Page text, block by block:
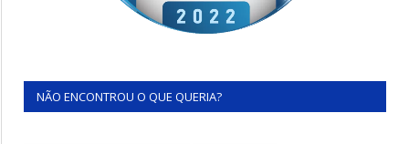
NÃO ENCONTROU O QUE QUERIA?